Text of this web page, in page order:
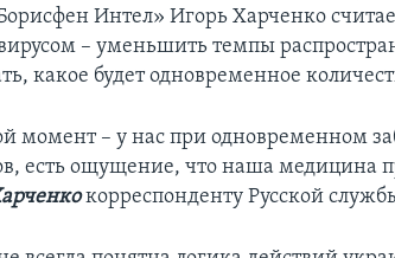
Интел» Игорь Харченко
– уменьшить темпы
какое будет одновременное
момент – у нас при одновременном
есть ощущение, что наша медицина
корреспонденту Русской